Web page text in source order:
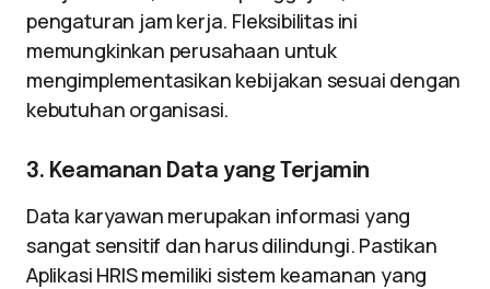
pengaturan jam kerja. Fleksibilitas ini
memungkinkan perusahaan untuk
mengimplementasikan kebijakan sesuai dengan
kebutuhan organisasi.
3. Keamanan Data yang Terjamin
Data karyawan merupakan informasi yang
sangat sensitif dan harus dilindungi. Pastikan
Aplikasi HRIS memiliki sistem keamanan yang